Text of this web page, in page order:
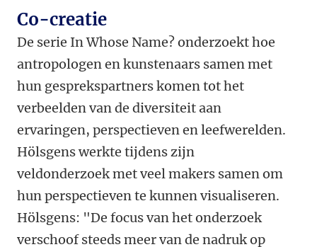
Co-creatie
De serie In Whose Name? onderzoekt hoe
antropologen en kunstenaars samen met
hun gesprekspartners komen tot het
verbeelden van de diversiteit aan
ervaringen, perspectieven en leefwerelden.
Hölsgens werkte tijdens zijn
veldonderzoek met veel makers samen om
hun perspectieven te kunnen visualiseren.
Hölsgens: "De focus van het onderzoek
verschoof steeds meer van de nadruk op